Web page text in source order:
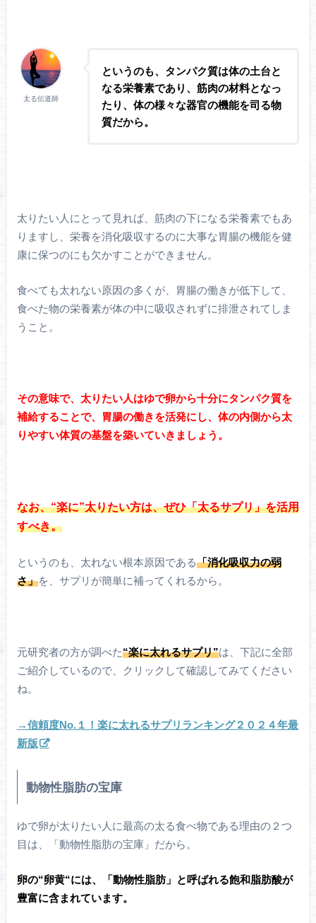
太る伝道師
というのも、タンパク質は体の土台と
なる栄養素であり、筋肉の材料となっ
たり、体の様々な器官の機能を司る物
質だから。
太りたい人にとって見れば、筋肉の下になる栄養素でもあ
りますし、栄養を消化吸収するのに大事な胃腸の機能を健
康に保つのにも欠かすことができません。
食べても太れない原因の多くが、胃腸の働きが低下して、
食べた物の栄養素が体の中に吸収されずに排泄されてしま
うこと。
その意味で、太りたい人はゆで卵から十分にタンパク質を
補給することで、胃腸の働きを活発にし、体の内側から太
りやすい体質の基盤を築いていきましょう。
なお、“楽に”太りたい方は、ぜひ「太るサプリ」を活用
すべき。
というのも、太れない根本原因である「消化吸収力の弱
さ」を、サプリが簡単に補ってくれるから。
元研究者の方が調べた“楽に太れるサプリ”は、下記に全部
ご紹介しているので、クリックして確認してみてください
ね。
→信頼度No.１！楽に太れるサプリランキング２０２４年最
新版
動物性脂肪の宝庫
ゆで卵が太りたい人に最高の太る食べ物である理由の２つ
目は、「動物性脂肪の宝庫」だから。
卵の“卵黄“には、「動物性脂肪」と呼ばれる飽和脂肪酸が
豊富に含まれています。